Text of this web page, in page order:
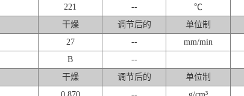
221 -- ℃
干燥 调节后的 单位制
27 -- mm/min
B --
干燥 调节后的
单位制